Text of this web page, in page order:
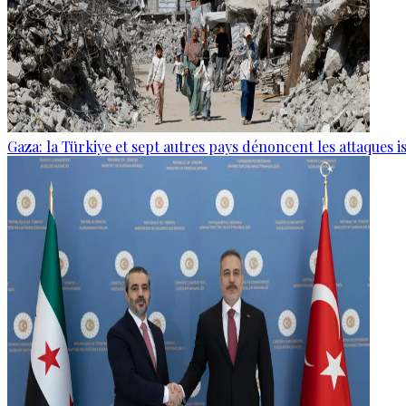
Gaza: la Türkiye et sept autres pays dénoncent les attaques